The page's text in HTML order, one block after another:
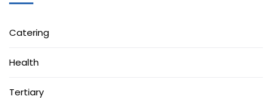
Catering
Health
Tertiary